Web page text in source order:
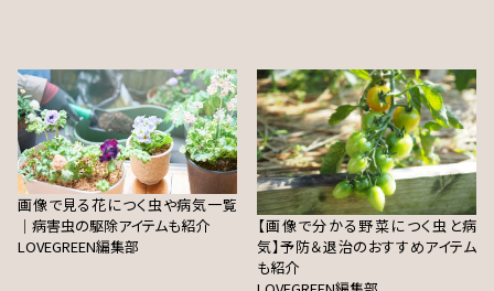
画像で見る花につく虫や病気一覧
｜病害虫の駆除アイテムも紹介
LOVEGREEN編集部
【画像で分かる野菜につく虫と病
気】予防＆退治のおすすめアイテム
も紹介